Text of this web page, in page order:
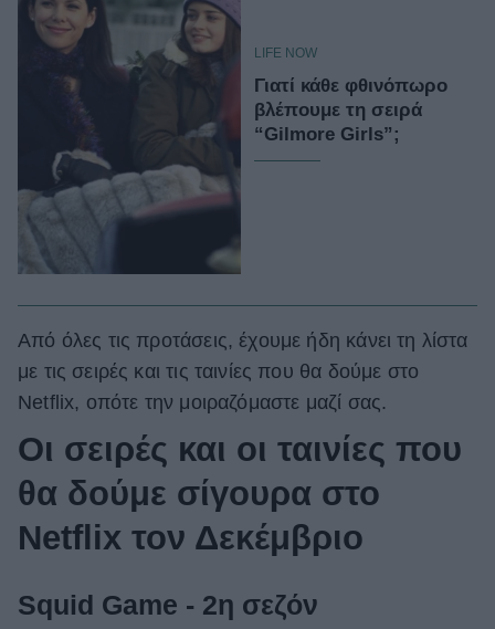
LIFE NOW
Γιατί κάθε φθινόπωρο
βλέπουμε τη σειρά
“Gilmore Girls”;
Από όλες τις προτάσεις, έχουμε ήδη κάνει τη λίστα
με τις σειρές και τις ταινίες που θα δούμε στο
Netflix, οπότε την μοιραζόμαστε μαζί σας.
Οι σειρές και οι ταινίες που
θα δούμε σίγουρα στο
Netflix τον Δεκέμβριο
Squid Game - 2η σεζόν